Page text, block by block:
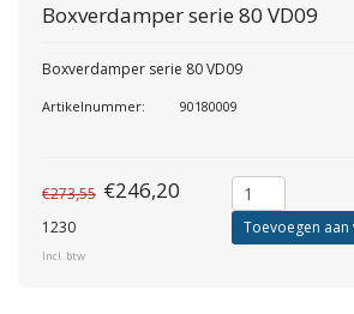
Boxverdamper serie 80 VD09
Boxverdamper serie 80 VD09
Artikelnummer: 90180009
€273,55 €246,20
1230
Incl. btw
Toevoegen aan